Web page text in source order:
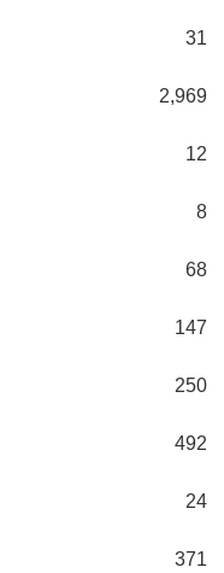
31
2,969
12
8
68
147
250
492
24
371